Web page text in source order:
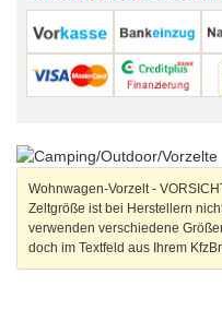
Wohnwagen-Vorzelt -
Zeltgröße ist bei Herstellern
verwenden verschiedene
doch im Textfeld aus Ihrem